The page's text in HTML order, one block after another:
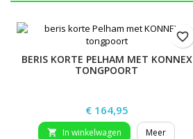
BERIS KORTE PELHAM MET KONNEX
TONGPOORT
Prijs
€ 164,95
 In winkelwagen Meer
favorite_border